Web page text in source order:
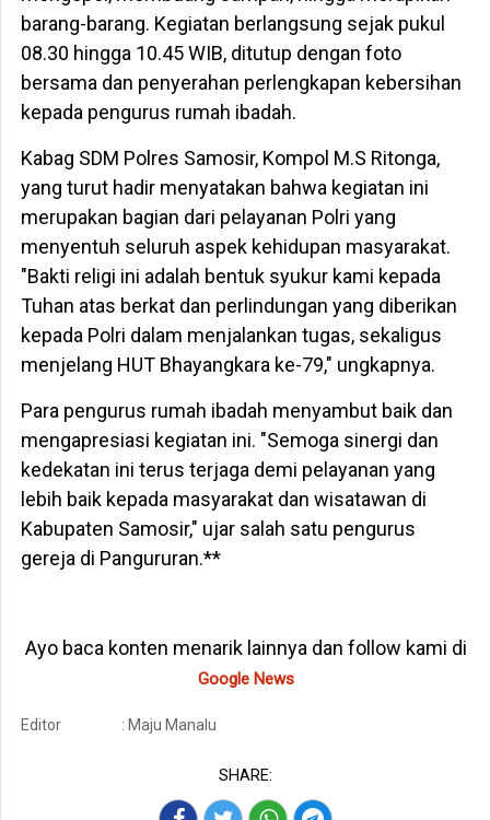
barang-barang. Kegiatan berlangsung sejak pukul
08.30 hingga 10.45 WIB, ditutup dengan foto
bersama dan penyerahan perlengkapan kebersihan
kepada pengurus rumah ibadah.
Kabag SDM Polres Samosir, Kompol M.S Ritonga,
yang turut hadir menyatakan bahwa kegiatan ini
merupakan bagian dari pelayanan Polri yang
menyentuh seluruh aspek kehidupan masyarakat.
"Bakti religi ini adalah bentuk syukur kami kepada
Tuhan atas berkat dan perlindungan yang diberikan
kepada Polri dalam menjalankan tugas, sekaligus
menjelang HUT Bhayangkara ke-79," ungkapnya.
Para pengurus rumah ibadah menyambut baik dan
mengapresiasi kegiatan ini. "Semoga sinergi dan
kedekatan ini terus terjaga demi pelayanan yang
lebih baik kepada masyarakat dan wisatawan di
Kabupaten Samosir," ujar salah satu pengurus
gereja di Pangururan.**
Ayo baca konten menarik lainnya dan follow kami di
Google News
Editor : Maju Manalu
SHARE: